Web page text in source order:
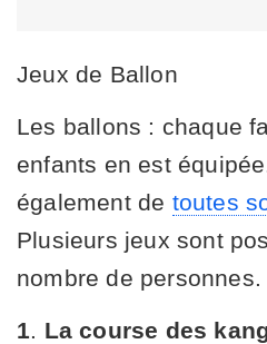
Jeux de Ballon
Les ballons : chaque
enfants en est
également de toutes
Plusieurs jeux sont
nombre de personnes.
1 La course des